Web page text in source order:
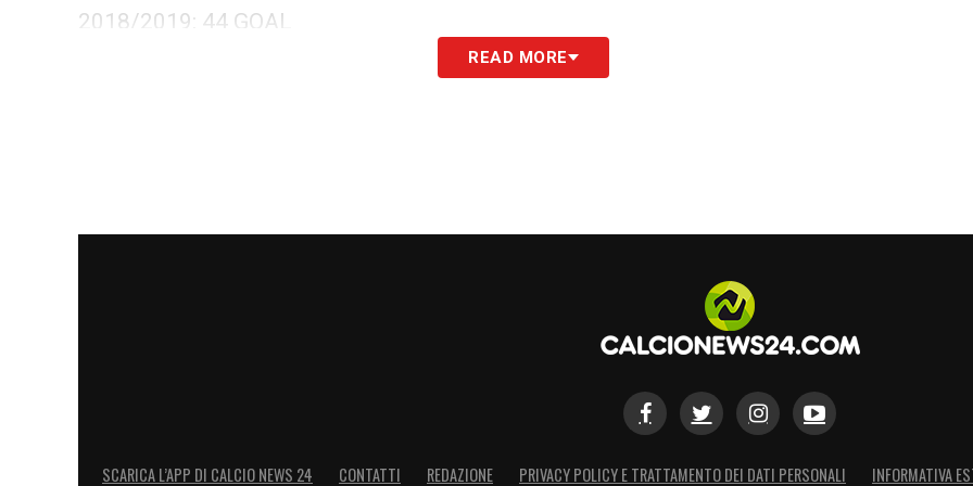
2018/2019: 44 GOAL
READ MORE
SCARICA L’APP DI CALCIO NEWS 24 CONTATTI REDAZIONE PRIVACY POLICY E TRATTAMENTO DEI DATI PERSONALI INFORMATIVA